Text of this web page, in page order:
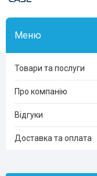
Товари та послуги
Про компанію
Відгуки
Доставка та оплата